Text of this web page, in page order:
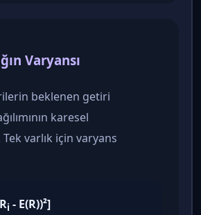
Varyansı
beklenen getiri
karesel
Tek varlık için varyans
i - E(R))²]